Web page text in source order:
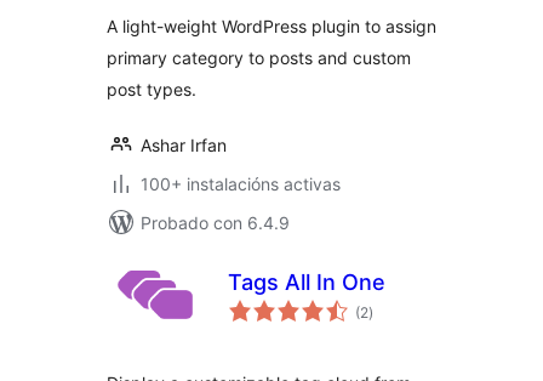
A light-weight WordPress plugin to assign
primary category to posts and custom
post types.
Ashar Irfan
100+ instalacións activas
Probado con 6.4.9
Tags All In One
(2valoracións
totais
)